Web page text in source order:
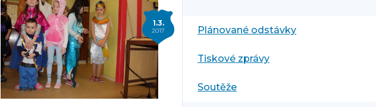
1.3.
2017 Plánované odstávky
Tiskové zprávy
Soutěže